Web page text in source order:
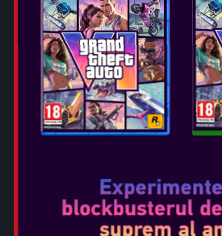
pentru a deveni un om de onoare
Torrisi.
Jurământul său față de Cosa
ispita și greutățile pe care le
arzătoare a acestui adevăr simplu:
FAMILIA CERE
imagini uimitoare, povestiri
autentic pentru care este
apreciată de critici. Povestea lui